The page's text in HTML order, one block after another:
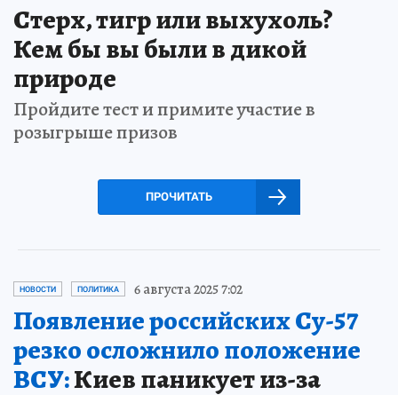
Стерх, тигр или выхухоль?
Кем бы вы были в дикой
природе
Пройдите тест и примите участие в
розыгрыше призов
ПРОЧИТАТЬ
НОВОСТИ ПОЛИТИКА 6 августа 2025 7:02
Появление российских Су-57
резко осложнило положение
ВСУ:Киев паникует из-за